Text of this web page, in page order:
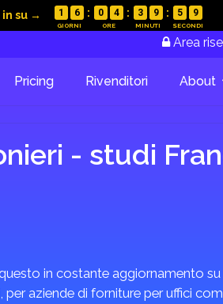
su → 1 6 0 4 3 9 5 8
Area
Pricing Rivenditori About
- studi
in costante aggiornamento su
aziende di forniture per uffici